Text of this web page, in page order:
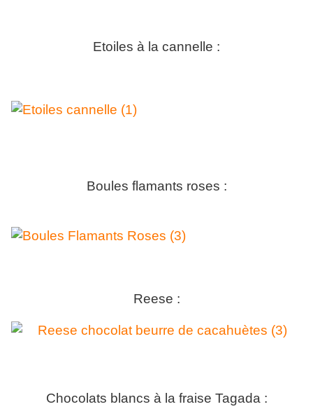
Etoiles à la cannelle :
Boules flamants roses :
Reese :
Chocolats blancs à la fraise Tagada :